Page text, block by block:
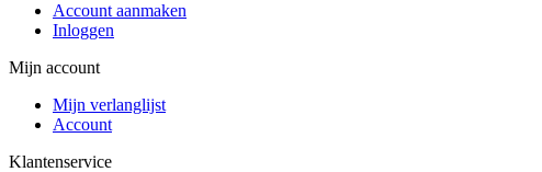
Account aanmaken
Inloggen
Mijn account
Mijn verlanglijst
Account
Klantenservice